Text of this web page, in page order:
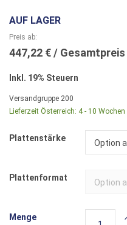
AUF LAGER
Preis ab
447,22 €
Inkl. 19% Steuern
Versandgruppe 200
Lieferzeit Österreich: 4 - 10 Wochen
Plattenstärke Option
Plattenformat Option
Menge